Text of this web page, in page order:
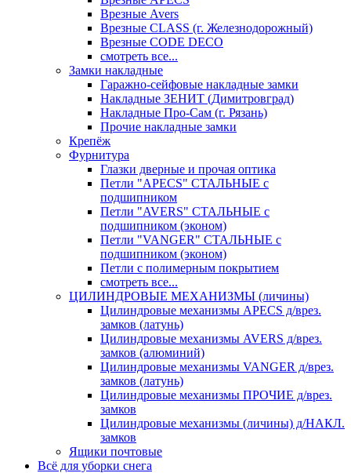
Врезные Avers
Врезные CLASS (г. Железнодорожный)
Врезные CODE DECO
смотреть все...
Замки накладные
Гаражно-сейфовые накладные замки
Накладные ЗЕНИТ (Димитровград)
Накладные Про-Сам (г. Рязань)
Прочие накладные замки
Крепёж
Фурнитура
Глазки дверные и прочая оптика
Петли "APECS" СТАЛЬНЫЕ с
подшипником
Петли "AVERS" СТАЛЬНЫЕ с
подшипником (эконом)
Петли "VANGER" СТАЛЬНЫЕ с
подшипником (эконом)
Петли с полимерным покрытием
смотреть все...
ЦИЛИНДРОВЫЕ МЕХАНИЗМЫ (личины)
Цилиндровые механизмы APECS д/врез.
замков (латунь)
Цилиндровые механизмы AVERS д/врез.
замков (алюминий)
Цилиндровые механизмы VANGER д/врез.
замков (латунь)
Цилиндровые механизмы ПРОЧИЕ д/врез.
замков
Цилиндровые механизмы (личины) д/НАКЛ.
замков
Ящики почтовые
Всё для уборки снега